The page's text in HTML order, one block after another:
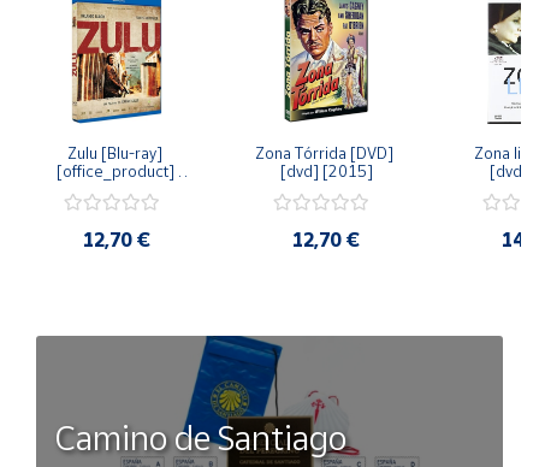
Zulu [Blu-ray]
[office_product]
12,70 €
Zona Tórrida [DVD]
[dvd] [2015]
12,70 €
Zona
[dvd]
Camino de Santiago